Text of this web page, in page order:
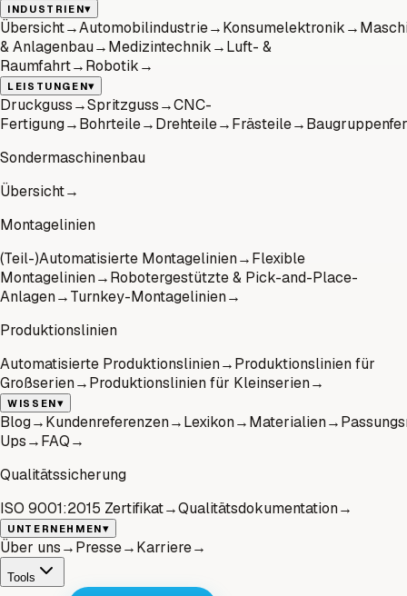
INDUSTRIEN▾
Übersicht→Automobilindustrie→Konsumelektronik→
& Anlagenbau→Medizintechnik→Luft- &
Raumfahrt→Robotik→
LEISTUNGEN▾
Druckguss→Spritzguss→CNC-
Fertigung→Bohrteile→Drehteile→Frästeile→
Sondermaschinenbau
Übersicht→
Montagelinien
(Teil-)Automatisierte Montagelinien→Flexible
Montagelinien→Robotergestützte & Pick-and-Place-
Anlagen→Turnkey-Montagelinien→
Produktionslinien
Automatisierte Produktionslinien→Produktionslinien für
Großserien→Produktionslinien für Kleinserien→
WISSEN▾
Blog→Kundenreferenzen→Lexikon→Materialien→
Ups→FAQ→
Qualitätssicherung
ISO 9001:2015 Zertifikat→Qualitätsdokumentation→
UNTERNEHMEN▾
Über uns→Presse→Karriere→
Tools